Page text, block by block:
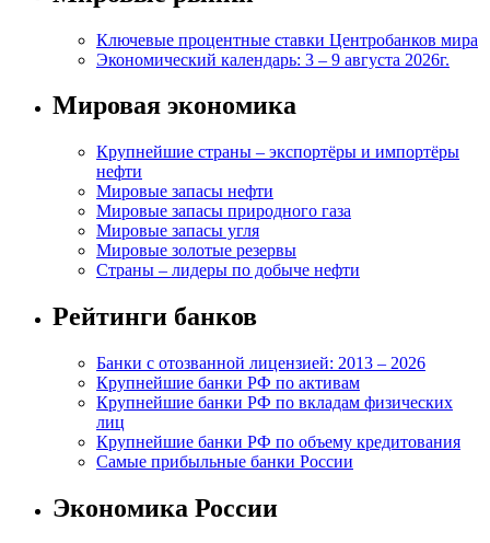
Ключевые процентные ставки Центробанков мира
Экономический календарь: 3 – 9 августа 2026г.
Мировая экономика
Крупнейшие страны – экспортёры и импортёры
нефти
Мировые запасы нефти
Мировые запасы природного газа
Мировые запасы угля
Мировые золотые резервы
Страны – лидеры по добыче нефти
Рейтинги банков
Банки с отозванной лицензией: 2013 – 2026
Крупнейшие банки РФ по активам
Крупнейшие банки РФ по вкладам физических
лиц
Крупнейшие банки РФ по объему кредитования
Самые прибыльные банки России
Экономика России